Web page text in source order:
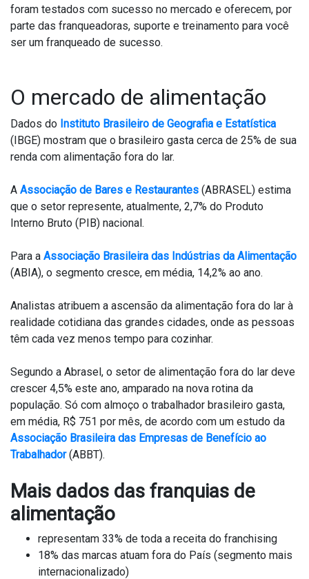
foram testados com sucesso no mercado e oferecem, por
parte das franqueadoras, suporte e treinamento para você
ser um franqueado de sucesso.
O mercado de alimentação
Dados do Instituto Brasileiro de Geografia e Estatística
(IBGE) mostram que o brasileiro gasta cerca de 25% de sua
renda com alimentação fora do lar.
A Associação de Bares e Restaurantes (ABRASEL) estima
que o setor represente, atualmente, 2,7% do Produto
Interno Bruto (PIB) nacional.
Para a Associação Brasileira das Indústrias da Alimentação
(ABIA), o segmento cresce, em média, 14,2% ao ano.
Analistas atribuem a ascensão da alimentação fora do lar à
realidade cotidiana das grandes cidades, onde as pessoas
têm cada vez menos tempo para cozinhar.
Segundo a Abrasel, o setor de alimentação fora do lar deve
crescer 4,5% este ano, amparado na nova rotina da
população. Só com almoço o trabalhador brasileiro gasta,
em média, R$ 751 por mês, de acordo com um estudo da
Associação Brasileira das Empresas de Benefício ao
Trabalhador(ABBT).
Mais dados das franquias de
alimentação
representam 33% de toda a receita do franchising
18% das marcas atuam fora do País (segmento mais
internacionalizado)